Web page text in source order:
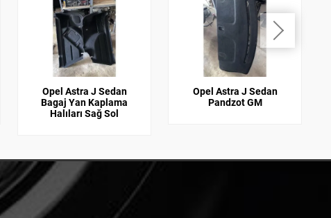
Opel Astra J Sedan
Bagaj Yan Kaplama
Halıları Sağ Sol
Opel Astra J Sedan
Pandzot GM